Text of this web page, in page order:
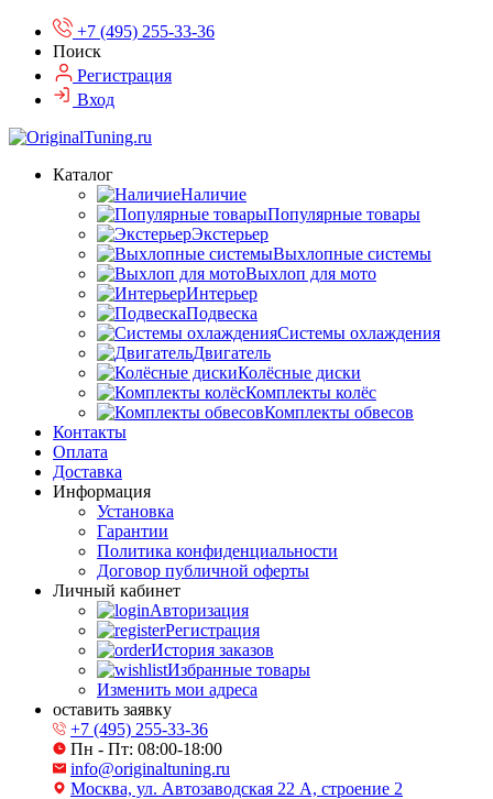
+7 (495) 255-33-36
Поиск
Регистрация
Вход
Каталог
Наличие
Популярные товары
Экстерьер
Выхлопные системы
Выхлоп для мото
Интерьер
Подвеска
Системы охлаждения
Двигатель
Колёсные диски
Комплекты колёс
Комплекты обвесов
Контакты
Оплата
Доставка
Информация
Установка
Гарантии
Политика конфиденциальности
Договор публичной оферты
Личный кабинет
Авторизация
Регистрация
История заказов
Избранные товары
Изменить мои адреса
оставить заявку
+7 (495) 255-33-36
Пн - Пт: 08:00-18:00
info@originaltuning.ru
Москва, ул. Автозаводская 22 А, строение 2